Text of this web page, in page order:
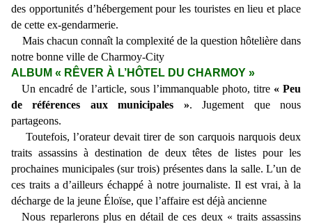
des opportunités d’hébergement pour les touristes en lieu et place
de cette ex-gendarmerie.
Mais chacun connaît la complexité de la question hôtelière dans
notre bonne ville de Charmoy-City
ALBUM « RÊVER À L’HÔTEL DU CHARMOY »
Un encadré de l’article, sous l’immanquable photo, titre « Peu
de références aux municipales ». Jugement que nous
partageons.
Toutefois, l’orateur devait tirer de son carquois narquois deux
traits assassins à destination de deux têtes de listes pour les
prochaines municipales (sur trois) présentes dans la salle. L’un de
ces traits a d’ailleurs échappé à notre journaliste. Il est vrai, à la
décharge de la jeune Éloïse, que l’affaire est déjà ancienne
Nous reparlerons plus en détail de ces deux « traits assassins